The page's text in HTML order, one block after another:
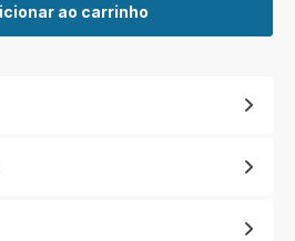
ao carrinho